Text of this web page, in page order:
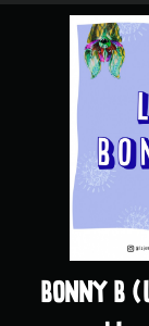
BONNY B